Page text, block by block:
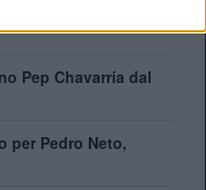
Pep Chavarría dal
per Pedro Neto,